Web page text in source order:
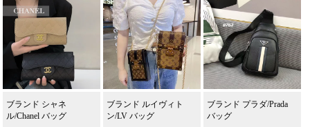
ブランド シャネ
ル/Chanel バッグ
ブランド ルイヴィト
ン/LV バッグ
ブランド プラダ/Prada
バッグ